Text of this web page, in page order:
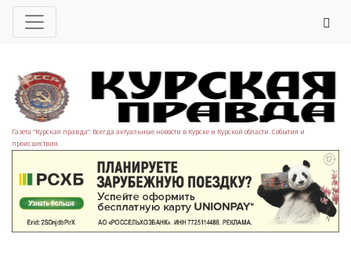
Газета "Курская правда". Всегда актуальные новости в Курске и Курской области. События и
происшествия.